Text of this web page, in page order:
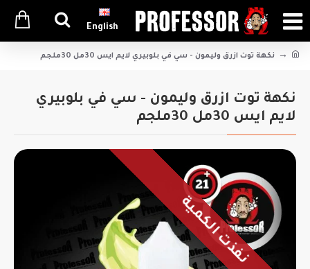
English
نكهة توت ازرق وليمون - سي في بلوبيري لايم ايس 30مل 30ملجم
نكهة توت ازرق وليمون - سي في بلوبيري
لايم ايس 30مل 30ملجم
نفذت الكمية